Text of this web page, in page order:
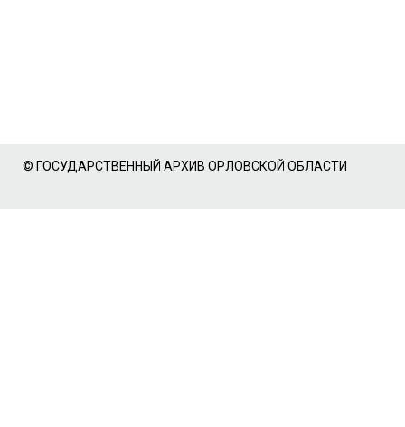
© ГОСУДАРСТВЕННЫЙ АРХИВ ОРЛОВСКОЙ ОБЛАСТИ